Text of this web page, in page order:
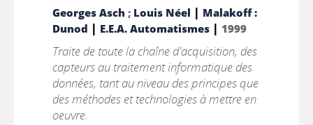
Georges Asch ; Louis Néel | Malakoff :
Dunod | E.E.A. Automatismes| 1999
Traite de toute la chaîne d'acquisition, des
capteurs au traitement informatique des
données, tant au niveau des principes que
des méthodes et technologies à mettre en
oeuvre.